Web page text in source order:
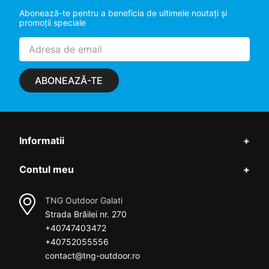
Abonează-te pentru a beneficia de ultimele noutaţi şi
promoţii speciale
ABONEAZĂ-TE
Informatii +
Contul meu +
TNG Outdoor Galati
Strada Brăilei nr. 270
+40747403472
+40752055556
contact@tng-outdoor.ro